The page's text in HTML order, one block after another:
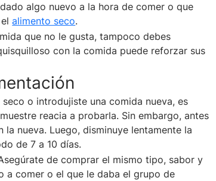
algo nuevo a la hora de comer o que
elalimento seco.
que no le gusta, tampoco debes
con la comida puede reforzar sus
seco o introdujiste una comida nueva, es
reacia a probarla. Sin embargo, antes
nueva. Luego, disminuye lentamente la
de 7 a 10 días.
de comprar el mismo tipo, sabor y
a comer o el que le daba el grupo de